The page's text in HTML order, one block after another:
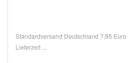
Standardversand Deutschland 7,95 Euro
Lieferzeit ...